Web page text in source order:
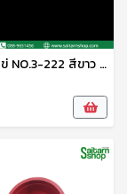
ตะแกรงรูปไข่ NO.3-222 สีขาว SRT